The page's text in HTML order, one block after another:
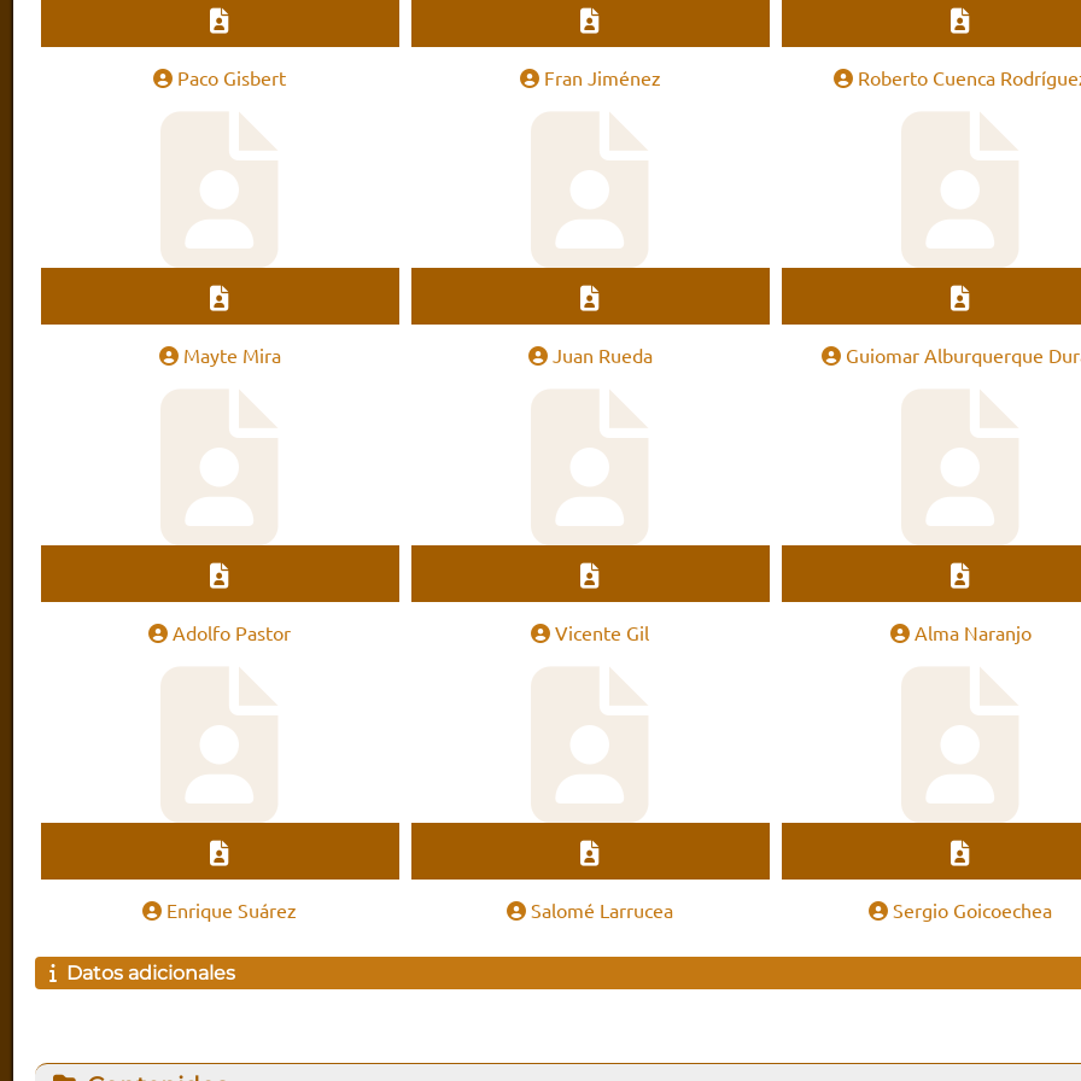
Paco Gisbert Fran Jiménez Roberto Cuenca
Mayte Mira Juan Rueda Guiomar Alburquerque
Adolfo Pastor Vicente Gil Alma Naranjo
Enrique Suárez Salomé Larrucea Sergio Goicoechea
Datos adicionales